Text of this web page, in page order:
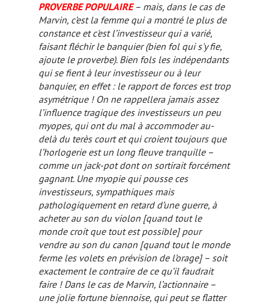
PROVERBE POPULAIRE– mais, dans le cas de
Marvin, c’est la femme qui a montré le plus de
constance et c'est l’investisseur qui a varié,
faisant fléchir le banquier (bien fol qui s'y fie,
ajoute le proverbe). Bien folsles indépendants
qui se fient à leur investisseur ou à leur
banquier, en effet : le rapport de forces est trop
asymétrique ! On ne rappellera jamais assez
l’influence tragique des investisseurs un peu
myopes, qui ont du mal à accommoder au-
delà du terès court et qui croient toujours que
l’horlogerie est un long fleuve tranquille –
comme un jack-pot dont on sortirait forcément
gagnant. Une myopie qui pousse ces
investisseurs, sympathiques mais
pathologiquement en retard d’une guerre, à
acheter au son du violon [quand tout le
monde croit que tout est possible]pour
vendre au son du canon [quand tout le monde
ferme les volets en prévision de l’orage]– soit
exactement le contraire de ce qu’il faudrait
faire ! Dans le cas de Marvin, l’actionnaire –
une jolie fortune biennoise, qui peut se flatter